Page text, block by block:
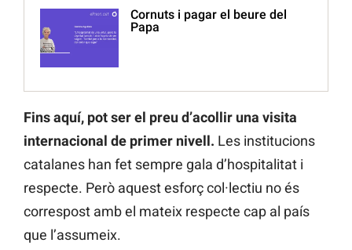
Cornuts i pagar el beure del
Papa
Fins aquí, pot ser el preu d’acollir una visita
internacional de primer nivell. Les institucions
catalanes han fet sempre gala d’hospitalitat i
respecte. Però aquest esforç col·lectiu no és
correspost amb el mateix respecte cap al país
que l’assumeix.